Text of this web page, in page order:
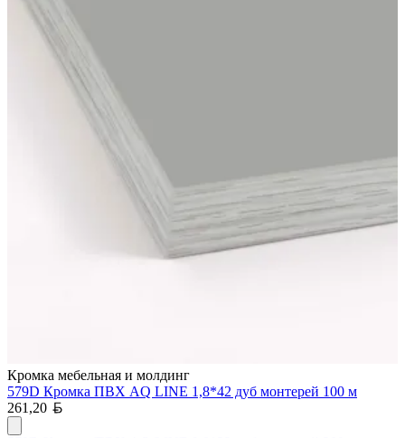
Кромка мебельная и молдинг
579D Кромка ПВХ AQ LINE 1,8*42 дуб монтерей 100 м
261,20